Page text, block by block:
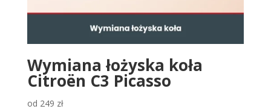
Wymiana łożyska koła
Citroën C3 Picasso
od 249 zł